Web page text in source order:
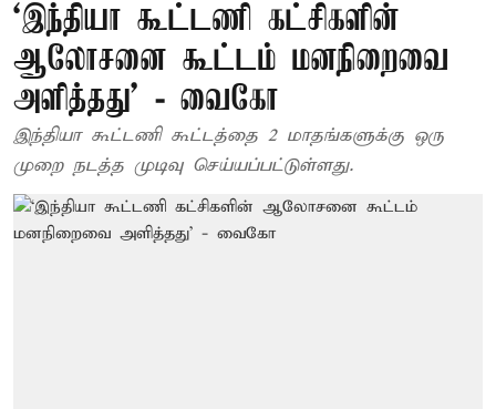
‘இந்தியா கூட்டணி கட்சிகளின்
ஆலோசனை கூட்டம் மனநிறைவை
அளித்தது’ - வைகோ
இந்தியா கூட்டணி கூட்டத்தை 2 மாதங்களுக்கு ஒரு
முறை நடத்த முடிவு செய்யப்பட்டுள்ளது.